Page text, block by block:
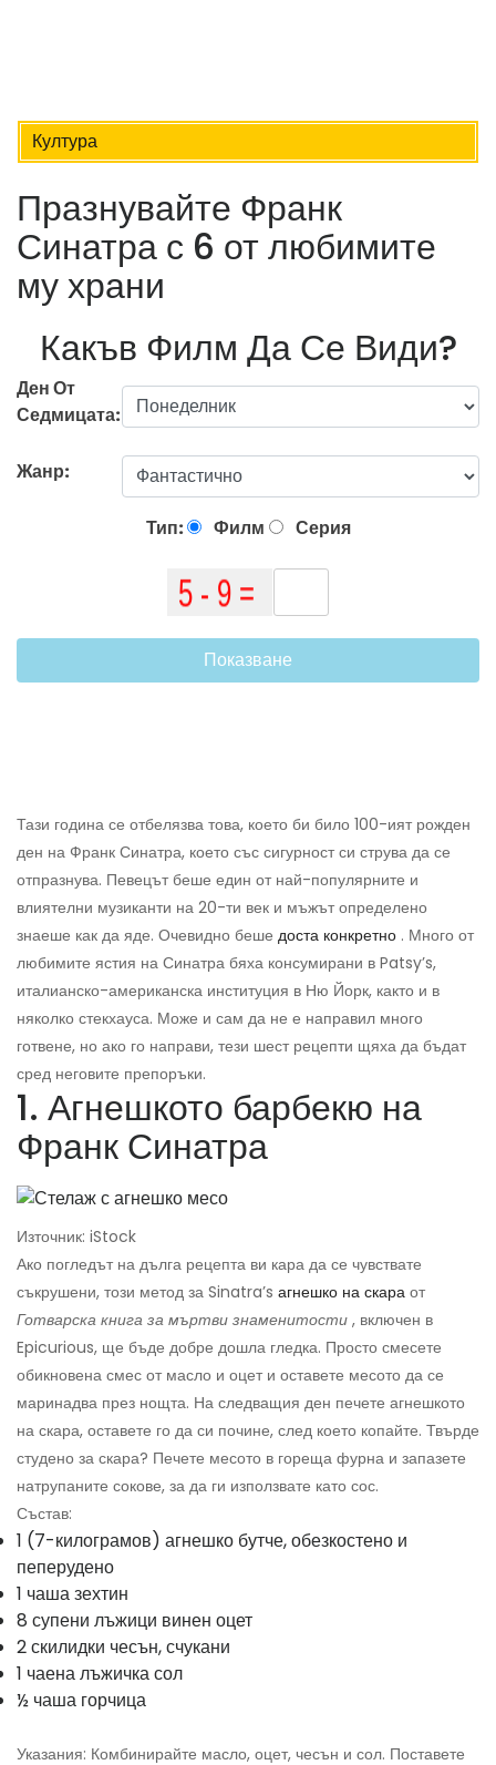
Култура
Празнувайте Франк
Синатра с 6 от любимите
му храни
Какъв Филм Да Се Види?
Ден От
Седмицата:
Жанр:
Тип: Филм Серия
Показване
Тази година се отбелязва това, което би било 100-ият рожден
ден на Франк Синатра, което със сигурност си струва да се
отпразнува. Певецът беше един от най-популярните и
влиятелни музиканти на 20-ти век и мъжът определено
знаеше как да яде. Очевидно беше доста конкретно . Много от
любимите ястия на Синатра бяха консумирани в Patsy’s,
италианско-американска институция в Ню Йорк, както и в
няколко стекхауса. Може и сам да не е направил много
готвене, но ако го направи, тези шест рецепти щяха да бъдат
сред неговите препоръки.
1. Агнешкото барбекю на
Франк Синатра
Източник: iStock
Ако погледът на дълга рецепта ви кара да се чувствате
съкрушени, този метод за Sinatra’s агнешко на скара от
Готварска книга за мъртви знаменитости , включен в
Epicurious, ще бъде добре дошла гледка. Просто смесете
обикновена смес от масло и оцет и оставете месото да се
маринадва през нощта. На следващия ден печете агнешкото
на скара, оставете го да си почине, след което копайте. Твърде
студено за скара? Печете месото в гореща фурна и запазете
натрупаните сокове, за да ги използвате като сос.
Състав:
1 (7-килограмов) агнешко бутче, обезкостено и
пеперудено
1 чаша зехтин
8 супени лъжици винен оцет
2 скилидки чесън, счукани
1 чаена лъжичка сол
½ чаша горчица
Указания: Комбинирайте масло, оцет, чесън и сол. Поставете